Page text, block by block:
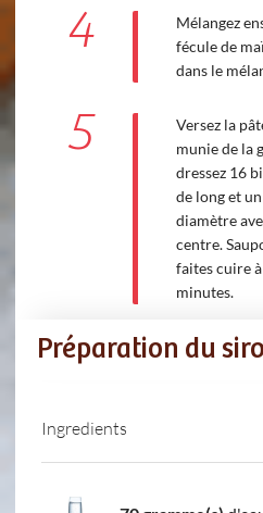
4
Mélangez
fécule de
dans le
5
Versez la
munie de la
dressez 16
de long et
diamètre
centre.
faites cuire
minutes.
Préparation du
Ingredients